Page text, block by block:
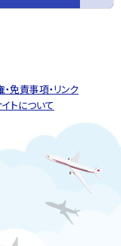
免責事項・リンク
トについて